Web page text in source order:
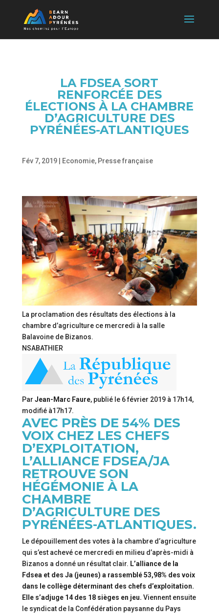
LA FDSEA SORT
RENFORCÉE DES
ÉLECTIONS À LA CHAMBRE
D’AGRICULTURE DES
PYRÉNÉES-ATLANTIQUES
Fév 7, 2019| Economie, Presse française
La proclamation des résultats des élections à la
chambre d’agriculture ce mercredi à la salle
Balavoine de Bizanos.
NSABATHIER
Par Jean-Marc Faure, publié le 6 février 2019 à 17h14,
modifié à17h17.
AVEC PRÈS DE 54% DES
VOIX CHEZ LES CHEFS
D’EXPLOITATION,
L’ALLIANCE FDSEA/JA
RETROUVE SON
HÉGÉMONIE À LA
CHAMBRE
D’AGRICULTURE DES
PYRÉNÉES-ATLANTIQUES.
Le dépouillement des votes à la chambre d’agriculture
qui s’est achevé ce mercredi en milieu d’après-midi à
Bizanos a donné un résultat clair. L’alliance de la
Fdsea et des Ja (jeunes) a rassemblé 53,98% des voix
dans le collège déterminant des chefs d’exploitation.
Elle s’adjuge 14 des 18 sièges en jeu. Viennent ensuite
le syndicat de la Confédération paysanne du Pays